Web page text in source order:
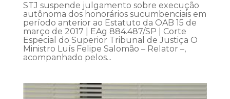
STJ suspende julgamento sobre execução
autônoma dos honorários sucumbenciais em
período anterior ao Estatuto da OAB 15 de
março de 2017 | EAg 884.487/SP | Corte
Especial do Superior Tribunal de Justiça O
Ministro Luís Felipe Salomão – Relator –,
acompanhado pelos...